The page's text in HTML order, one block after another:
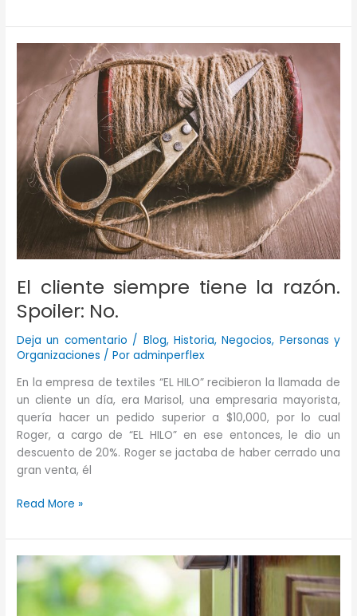
qué
les
valor
a
nuestros
productos
o
servicios?
hasta
El cliente siempre tiene la razón.
Spoiler: No.
Deja un comentario / Blog, Historia,Negocios, Personas y
Organizaciones / Poradminperflex
En la empresa de textiles “EL HILO” recibieron la llamada de
un cliente un día, era Marisol, una empresaria mayorista,
quería hacer un pedido superior a $10,000, por lo cual
Roger, a cargo de “EL HILO” en ese entonces, le dio un
descuento de 20%. Roger se jactaba de haber cerrado una
gran venta, él
El
siempre
tiene
la
razón.
Spoiler:
Read More »